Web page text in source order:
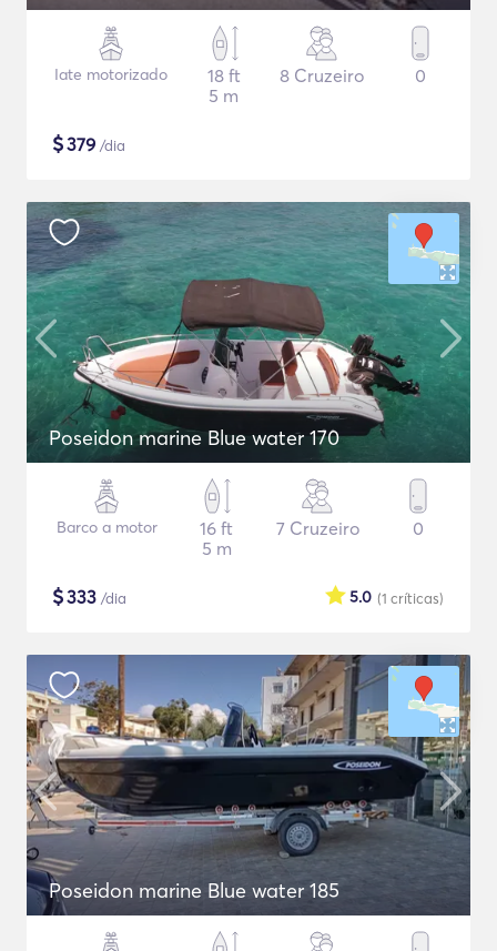
Iate motorizado
18 ft
5 m
8 Cruzeiro 0
$379 /dia
Poseidon marine Blue water 170
Barco a motor
16 ft
5 m
7 Cruzeiro 0
$333 /dia (1 críticas)
5.0
Poseidon marine Blue water 185